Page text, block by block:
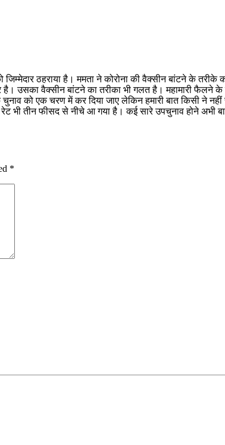
ठहराया है। ममता ने कोरोना की वैक्सीन बांटने के
उसका वैक्सीन बांटने का तरीका भी गलत है। महामारी फैलने के
को एक चरण में कर दिया जाए लेकिन हमारी बात किसी ने
भी तीन फीसद से नीचे आ गया है। कई सारे उपचुनाव होने
*